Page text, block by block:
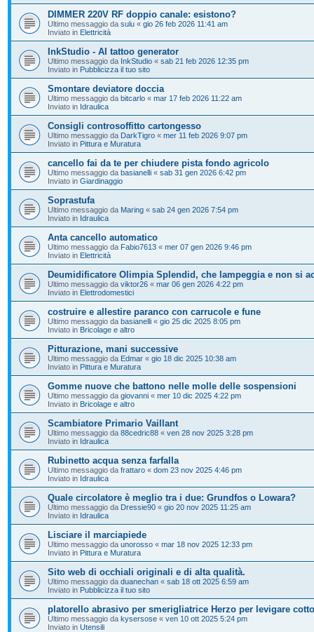
DIMMER 220V RF doppio canale: esistono?
Ultimo messaggio da sulu « gio 26 feb 2026 11:41 am
Inviato in Elettricità
InkStudio - AI tattoo generator
Ultimo messaggio da InkStudio « sab 21 feb 2026 12:35 pm
Inviato in Pubblicizza il tuo sito
Smontare deviatore doccia
Ultimo messaggio da bitcarlo « mar 17 feb 2026 11:22 am
Inviato in Idraulica
Consigli controsoffitto cartongesso
Ultimo messaggio da DarkTigro « mer 11 feb 2026 9:07 pm
Inviato in Pittura e Muratura
cancello fai da te per chiudere pista fondo agricolo
Ultimo messaggio da basianelli « sab 31 gen 2026 6:42 pm
Inviato in Giardinaggio
Soprastufa
Ultimo messaggio da Maring « sab 24 gen 2026 7:54 pm
Inviato in Idraulica
Anta cancello automatico
Ultimo messaggio da Fabio7613 « mer 07 gen 2026 9:46 pm
Inviato in Elettricità
Deumidificatore Olimpia Splendid, che lampeggia e non si
Ultimo messaggio da viktor26 « mar 06 gen 2026 4:22 pm
Inviato in Elettrodomestici
costruire e allestire paranco con carrucole e fune
Ultimo messaggio da basianelli « gio 25 dic 2025 8:05 pm
Inviato in Bricolage e altro
Pitturazione, mani successive
Ultimo messaggio da Edmar « gio 18 dic 2025 10:38 am
Inviato in Pittura e Muratura
Gomme nuove che battono nelle molle delle sospensioni
Ultimo messaggio da giovanni « mer 10 dic 2025 4:22 pm
Inviato in Bricolage e altro
Scambiatore Primario Vaillant
Ultimo messaggio da 88cedric88 « ven 28 nov 2025 3:28 pm
Inviato in Idraulica
Rubinetto acqua senza farfalla
Ultimo messaggio da frattaro « dom 23 nov 2025 4:46 pm
Inviato in Idraulica
Quale circolatore è meglio tra i due: Grundfos o Lowara?
Ultimo messaggio da Dressie90 « gio 20 nov 2025 11:25 am
Inviato in Idraulica
Lisciare il marciapiede
Ultimo messaggio da unorosso « mar 18 nov 2025 12:33 pm
Inviato in Pittura e Muratura
Sito web di occhiali originali e di alta qualità.
Ultimo messaggio da duanechan « sab 18 ott 2025 6:59 am
Inviato in Pubblicizza il tuo sito
platorello abrasivo per smerigliatrice Herzo per levigare cotto
Ultimo messaggio da kysersose « ven 10 ott 2025 5:24 pm
Inviato in Utensili